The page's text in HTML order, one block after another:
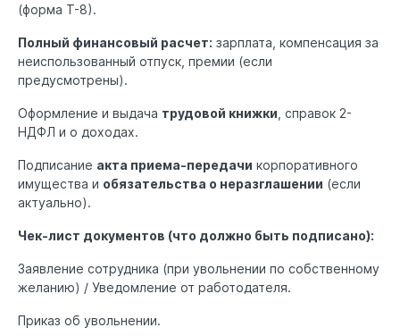
(форма Т-8).
Полный финансовый расчет: зарплата, компенсация за
неиспользованный отпуск, премии (если
предусмотрены).
Оформление и выдача трудовой книжки , справок 2-
НДФЛ и о доходах.
Подписание акта приема-передачи корпоративного
имущества и обязательства о неразглашении (если
актуально).
Чек-лист документов (что должно быть подписано):
Заявление сотрудника (при увольнении по собственному
желанию) / Уведомление от работодателя.
Приказ об увольнении.